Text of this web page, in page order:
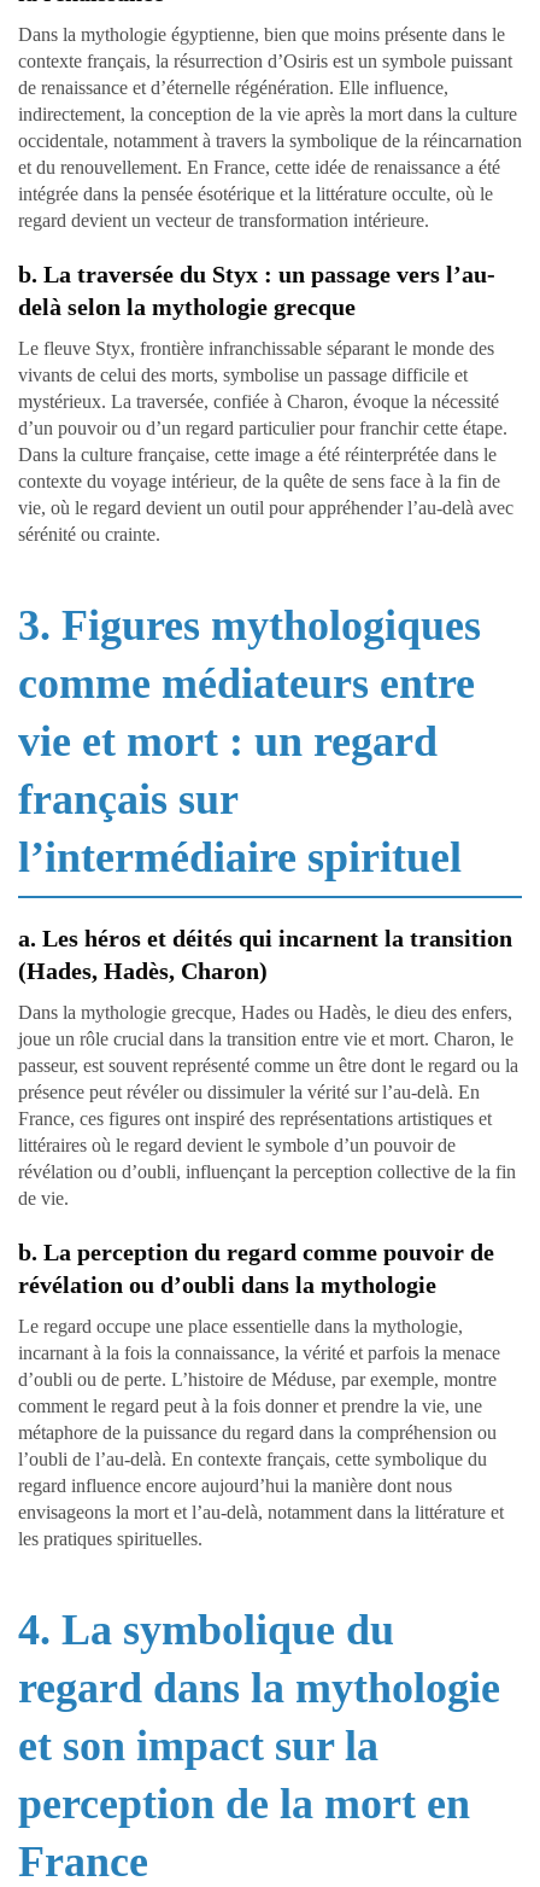
Dans la mythologie égyptienne, bien que moins présente dans le
contexte français, la résurrection d’Osiris est un symbole puissant
de renaissance et d’éternelle régénération. Elle influence,
indirectement, la conception de la vie après la mort dans la culture
occidentale, notamment à travers la symbolique de la réincarnation
et du renouvellement. En France, cette idée de renaissance a été
intégrée dans la pensée ésotérique et la littérature occulte, où le
regard devient un vecteur de transformation intérieure.
b. La traversée du Styx : un passage vers l’au-
delà selon la mythologie grecque
Le fleuve Styx, frontière infranchissable séparant le monde des
vivants de celui des morts, symbolise un passage difficile et
mystérieux. La traversée, confiée à Charon, évoque la nécessité
d’un pouvoir ou d’un regard particulier pour franchir cette étape.
Dans la culture française, cette image a été réinterprétée dans le
contexte du voyage intérieur, de la quête de sens face à la fin de
vie, où le regard devient un outil pour appréhender l’au-delà avec
sérénité ou crainte.
3. Figures mythologiques
comme médiateurs entre
vie et mort : un regard
français sur
l’intermédiaire spirituel
a. Les héros et déités qui incarnent la transition
(Hades, Hadès, Charon)
Dans la mythologie grecque, Hades ou Hadès, le dieu des enfers,
joue un rôle crucial dans la transition entre vie et mort. Charon, le
passeur, est souvent représenté comme un être dont le regard ou la
présence peut révéler ou dissimuler la vérité sur l’au-delà. En
France, ces figures ont inspiré des représentations artistiques et
littéraires où le regard devient le symbole d’un pouvoir de
révélation ou d’oubli, influençant la perception collective de la fin
de vie.
b. La perception du regard comme pouvoir de
révélation ou d’oubli dans la mythologie
Le regard occupe une place essentielle dans la mythologie,
incarnant à la fois la connaissance, la vérité et parfois la menace
d’oubli ou de perte. L’histoire de Méduse, par exemple, montre
comment le regard peut à la fois donner et prendre la vie, une
métaphore de la puissance du regard dans la compréhension ou
l’oubli de l’au-delà. En contexte français, cette symbolique du
regard influence encore aujourd’hui la manière dont nous
envisageons la mort et l’au-delà, notamment dans la littérature et
les pratiques spirituelles.
4. La symbolique du
regard dans la mythologie
et son impact sur la
perception de la mort en
France